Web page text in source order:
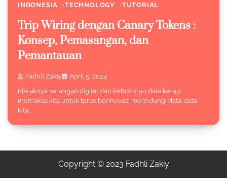
INDONESIA TECHNOLOGY TUTORIAL
Trip Wiring dengan Canary Tokens :
Konsep, Pemasangan, dan
Pemantauan
Fadhli Zakiy
April 5, 2024
Maraknya serangan digital dan kebocoran data kerap
memaksa kita untuk terus berinovasi melindungi data-data
kita…